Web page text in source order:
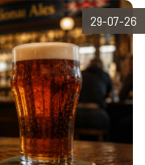
29-07-26